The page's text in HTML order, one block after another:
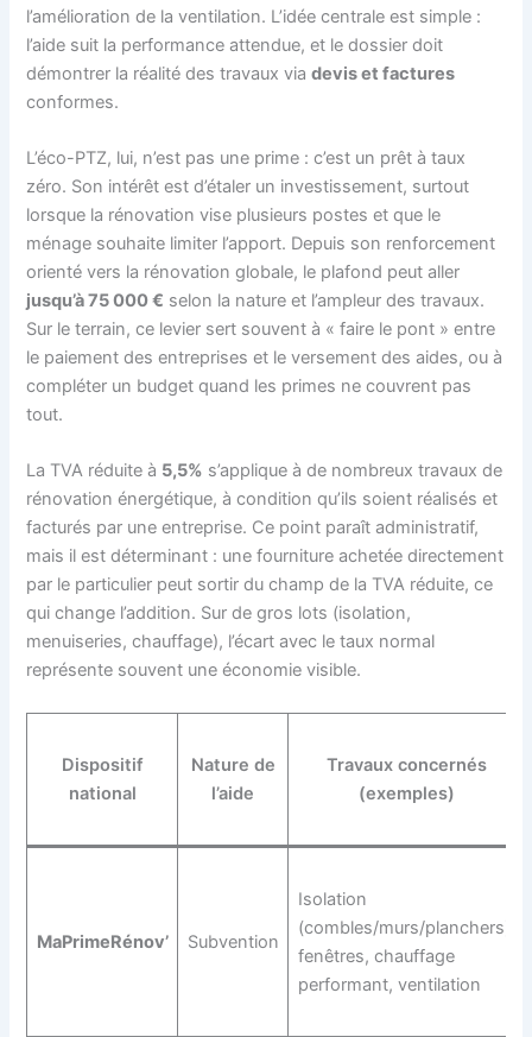
l’amélioration de la ventilation. L’idée centrale est simple :
l’aide suit la performance attendue, et le dossier doit
démontrer la réalité des travaux viadevis et factures
conformes.
L’éco-PTZ, lui, n’est pas une prime : c’est un prêt à taux
zéro. Son intérêt est d’étaler un investissement, surtout
lorsque la rénovation vise plusieurs postes et que le
ménage souhaite limiter l’apport. Depuis son renforcement
orienté vers la rénovation globale, le plafond peut aller
jusqu’à 75 000 € selon la nature et l’ampleur des travaux.
Sur le terrain, ce levier sert souvent à « faire le pont » entre
le paiement des entreprises et le versement des aides, ou à
compléter un budget quand les primes ne couvrent pas
tout.
La TVA réduite à 5,5% s’applique à de nombreux travaux de
rénovation énergétique, à condition qu’ils soient réalisés et
facturés par une entreprise. Ce point paraît administratif,
mais il est déterminant : une fourniture achetée directement
par le particulier peut sortir du champ de la TVA réduite, ce
qui change l’addition. Sur de gros lots (isolation,
menuiseries, chauffage), l’écart avec le taux normal
représente souvent une économie visible.
Dispositif
national
Nature de
l’aide
Travaux concernés
(exemples)
MaPrimeRénov’ Subvention
Isolation
(combles/murs/planchers),
fenêtres, chauffage
performant, ventilation